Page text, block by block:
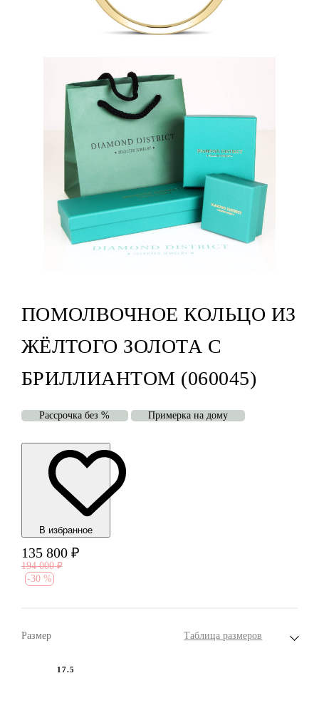
ПОМОЛВОЧНОЕ КОЛЬЦО ИЗ
ЖЁЛТОГО ЗОЛОТА С
БРИЛЛИАНТОМ (060045)
Рассрочка без % Примерка на дому
В избранноe
135 800 ₽
194 000 ₽
-30 %
Размер Таблица размеров
17.5